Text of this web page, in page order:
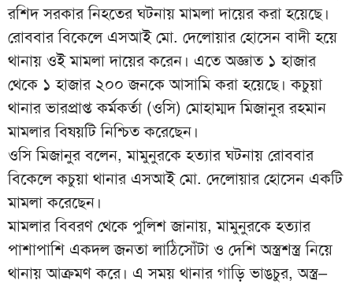
রশিদ সরকার নিহতের ঘটনায় মামলা দায়ের করা হয়েছে।
রোববার বিকেলে এসআই মো. দেলোয়ার হোসেন বাদী হয়ে
থানায় ওই মামলা দায়ের করেন। এতে অজ্ঞাত ১ হাজার
থেকে ১ হাজার ২০০ জনকে আসামি করা হয়েছে। কচুয়া
থানার ভারপ্রাপ্ত কর্মকর্তা (ওসি) মোহাম্মদ মিজানুর রহমান
মামলার বিষয়টি নিশ্চিত করেছেন।
ওসি মিজানুর বলেন, মামুনুরকে হত্যার ঘটনায় রোববার
বিকেলে কচুয়া থানার এসআই মো. দেলোয়ার হোসেন একটি
মামলা করেছেন।
মামলার বিবরণ থেকে পুলিশ জানায়, মামুনুরকে হত্যার
পাশাপাশি একদল জনতা লাঠিসোঁটা ও দেশি অস্ত্রশস্ত্র নিয়ে
থানায় আক্রমণ করে। এ সময় থানার গাড়ি ভাঙচুর, অস্ত্র–